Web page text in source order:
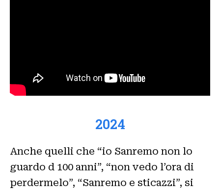
2024
Anche quelli che “io Sanremo non lo
guardo d 100 anni”, “non vedo l’ora di
perdermelo”, “Sanremo e sticazzi”, si